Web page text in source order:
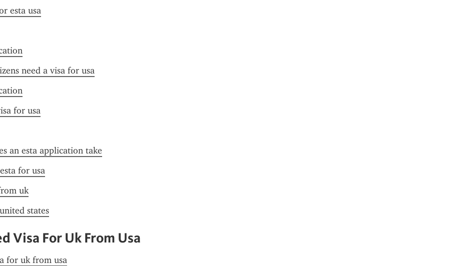
esta usa
need a visa for usa
for usa
an esta application take
for usa
uk
states
Visa For Uk From Usa
for uk from usa